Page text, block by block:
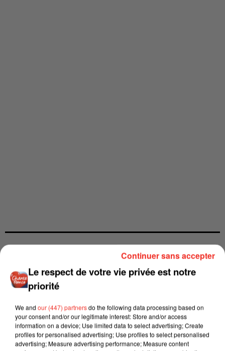
Le respect de votre vie privée est notre
priorité
We and our (447) partnersdo the following data processing based on
your consent and/or our legitimate interest: Store and/or access
information on a device; Use limited data to select advertising; Create
profiles for personalised advertising; Use profiles to select personalised
advertising; Measure advertising performance; Measure content
Continuer sans accepter